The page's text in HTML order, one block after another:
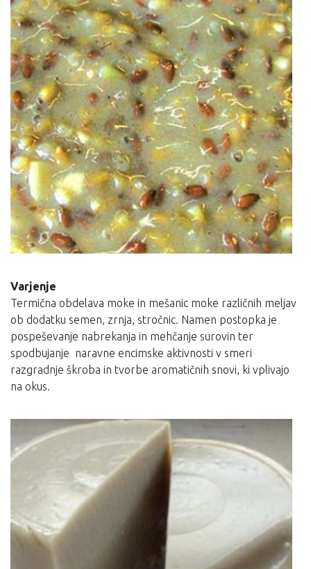
Varjenje
Termična obdelava moke in mešanic moke različnih meljav
ob dodatku semen, zrnja, stročnic. Namen postopka je
pospeševanje nabrekanja in mehčanje surovin ter
spodbujanje naravne encimske aktivnosti v smeri
razgradnje škroba in tvorbe aromatičnih snovi, ki vplivajo
na okus.